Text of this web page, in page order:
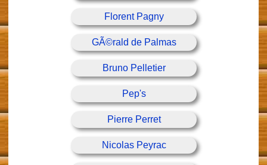
Florent Pagny
GÃ©rald de Palmas
Bruno Pelletier
Pep's
Pierre Perret
Nicolas Peyrac